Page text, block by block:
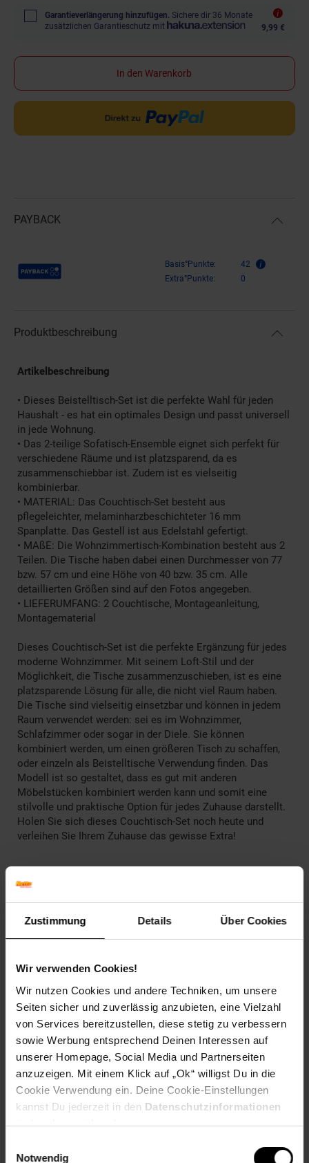
Zustimmung Details Über Cookies
Wir verwenden Cookies!
Wir nutzen Cookies und andere Techniken, um unsere
Seiten sicher und zuverlässig anzubieten, eine Vielzahl
von Services bereitzustellen, diese stetig zu verbessern
sowie Werbung entsprechend Deinen Interessen auf
unserer Homepage, Social Media und Partnerseiten
anzuzeigen. Mit einem Klick auf „Ok“ willigst Du in die
Cookie Verwendung ein. Deine Cookie-Einstellungen
kannst Du jederzeit in den Datenschutzinformationen
ändern bzw. widerrufen.
Notwendig
Garantieverlängerung hinzufügen. Sichere dir 36 Monate
zusätzlichen Garantieschutz mit
9,99 €
In den Warenkorb
PAYBACK
Payback Punkte Basis°Punkte:
42
Extra°Punkte:
0
Produktbeschreibung
Artikelbeschreibung
• Dieses Beistelltisch-Set ist die perfekte Wahl für jeden
Haushalt - es hat ein optimales Design und passt universell
in jede Wohnung.
• Das 2-teilige Sofatisch-Ensemble eignet sich perfekt für
verschiedene Räume und ist platzsparend, da es
zusammenschiebbar ist. Zudem ist es vielseitig
kombinierbar.
• MATERIAL: Das Couchtisch-Set besteht aus
pflegeleichter, melaminharzbeschichteter 16 mm
Spanplatte. Das Gestell ist aus Edelstahl gefertigt.
• MAßE: Die Wohnzimmertisch-Kombination besteht aus 2
Teilen. Die Tische haben dabei einen Durchmesser von 77
bzw. 57 cm und eine Höhe von 40 bzw. 35 cm. Alle
detaillierten Größen sind auf den Fotos angegeben.
• LIEFERUMFANG: 2 Couchtische, Montageanleitung,
Montagematerial
Dieses Couchtisch-Set ist die perfekte Ergänzung für jedes
moderne Wohnzimmer. Mit seinem Loft-Stil und der
Möglichkeit, die Tische zusammenzuschieben, ist es eine
platzsparende Lösung für alle, die nicht viel Raum haben.
Die Tische sind vielseitig einsetzbar und können in jedem
Raum verwendet werden: sei es im Wohnzimmer,
Schlafzimmer oder sogar in der Diele. Sie können
kombiniert werden, um einen größeren Tisch zu schaffen,
oder einzeln als Beistelltische Verwendung finden. Das
Modell ist so gestaltet, dass es gut mit anderen
Möbelstücken kombiniert werden kann und somit eine
stilvolle und praktische Option für jedes Zuhause darstellt.
Holen Sie sich dieses Couchtisch-Set noch heute und
verleihen Sie Ihrem Zuhause das gewisse Extra!
______________________________________________________
Farben
Tischplatte: Schwarz
Großer Tisch: 77 x 40 cm (ØxH)
Kleiner Tisch: 57 x 35 cm (ØxH)
Gewicht
11,71 kg
Material
Tischplatte: Spanplatte, 16 mm, melaminharzbeschichtet
Gestell: Edelstahl